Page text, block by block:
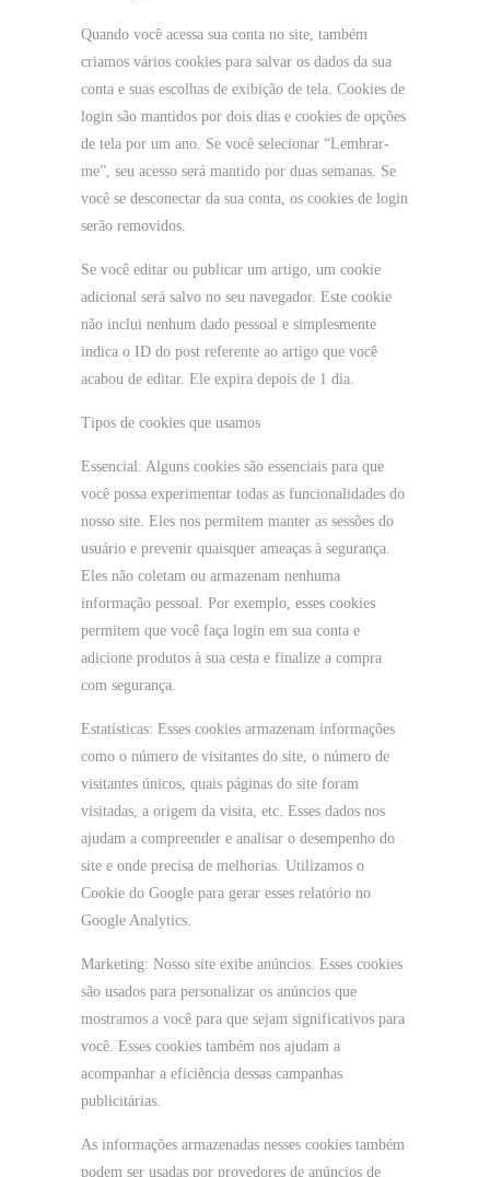
Quando você acessa sua conta no site, também
criamos vários cookies para salvar os dados da sua
conta e suas escolhas de exibição de tela. Cookies de
login são mantidos por dois dias e cookies de opções
de tela por um ano. Se você selecionar “Lembrar-
me”, seu acesso será mantido por duas semanas. Se
você se desconectar da sua conta, os cookies de login
serão removidos.
Se você editar ou publicar um artigo, um cookie
adicional será salvo no seu navegador. Este cookie
não inclui nenhum dado pessoal e simplesmente
indica o ID do post referente ao artigo que você
acabou de editar. Ele expira depois de 1 dia.
Tipos de cookies que usamos
Essencial: Alguns cookies são essenciais para que
você possa experimentar todas as funcionalidades do
nosso site. Eles nos permitem manter as sessões do
usuário e prevenir quaisquer ameaças à segurança.
Eles não coletam ou armazenam nenhuma
informação pessoal. Por exemplo, esses cookies
permitem que você faça login em sua conta e
adicione produtos à sua cesta e finalize a compra
com segurança.
Estatísticas: Esses cookies armazenam informações
como o número de visitantes do site, o número de
visitantes únicos, quais páginas do site foram
visitadas, a origem da visita, etc. Esses dados nos
ajudam a compreender e analisar o desempenho do
site e onde precisa de melhorias. Utilizamos o
Cookie do Google para gerar esses relatório no
Google Analytics.
Marketing: Nosso site exibe anúncios. Esses cookies
são usados ​​para personalizar os anúncios que
mostramos a você para que sejam significativos para
você. Esses cookies também nos ajudam a
acompanhar a eficiência dessas campanhas
publicitárias.
As informações armazenadas nesses cookies também
podem ser usadas por provedores de anúncios de